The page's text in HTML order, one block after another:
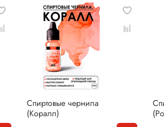
Спиртовые чернила
(Коралл)